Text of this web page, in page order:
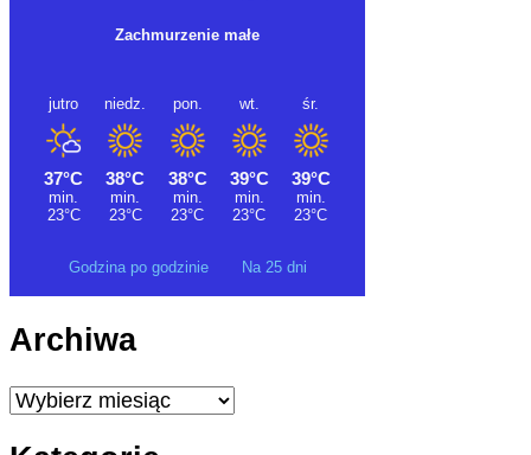
Godzina po godzinie Na 25 dni
Archiwa
Archiwa